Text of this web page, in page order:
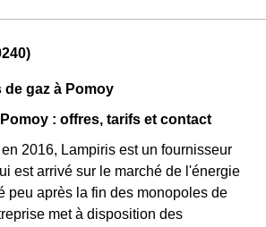
gaz à Pomoy
: offres, tarifs et contact
2016, Lampiris est un fournisseur
est arrivé sur le marché de l'énergie
peu après la fin des monopoles de
met à disposition des